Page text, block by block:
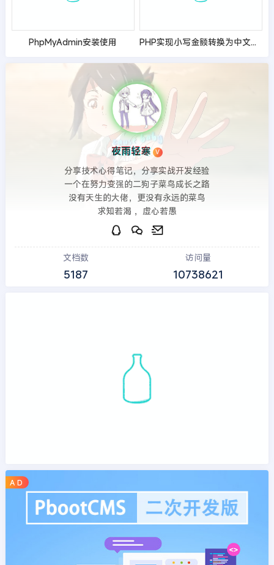
PhpMyAdmin安装使用 PHP实现小写金额转换为中文大写，精确到分
夜雨轻寒 V
分享技术心得笔记，分享实战开发经验
一个在努力变强的二狗子菜鸟成长之路
没有天生的大佬，更没有永远的菜鸟
求知若渴 ，虚心若愚
文档数
5187
访问量
10738621
A D